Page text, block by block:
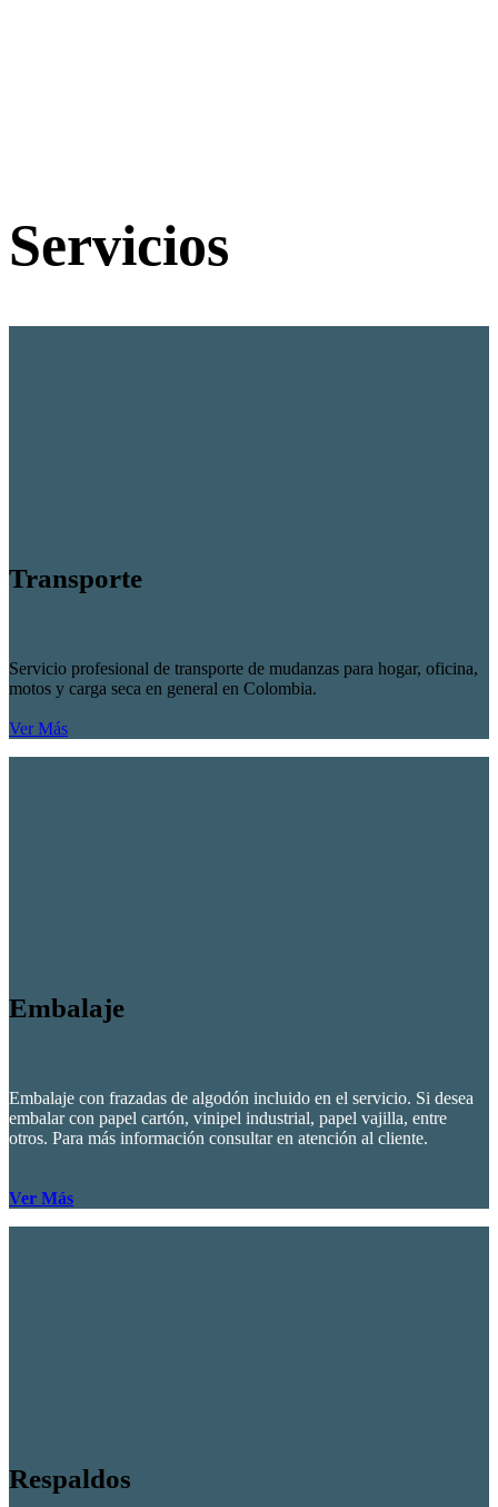
Servicios
Transporte
Servicio profesional de transporte de mudanzas para hogar, oficina,
motos y carga seca en general en Colombia.
Ver Más
Embalaje
Embalaje con frazadas de algodón incluido en el servicio. Si desea
embalar con papel cartón, vinipel industrial, papel vajilla, entre
otros. Para más información consultar en atención al cliente.
Ver Más
Respaldos